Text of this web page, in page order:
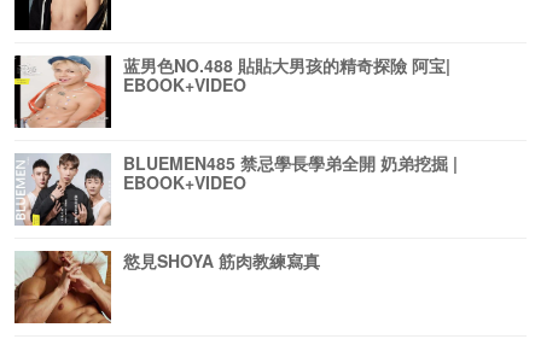
蓝男色NO.488 貼貼大男孩的精奇探險 阿宝|
EBOOK+VIDEO
BLUEMEN485 禁忌學長學弟全開 奶弟挖掘 |
EBOOK+VIDEO
慾見SHOYA 筋肉教練寫真